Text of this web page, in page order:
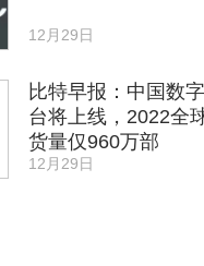
12月29日
比特早报：中国数
台将上线，2022全
货量仅960万部
12月29日